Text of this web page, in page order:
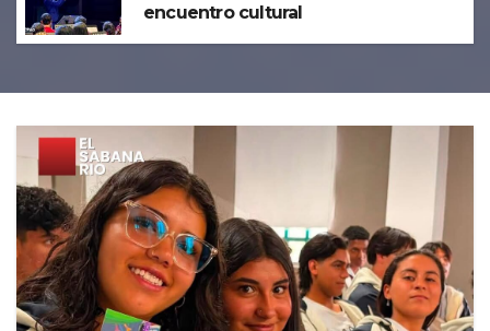
encuentro cultural